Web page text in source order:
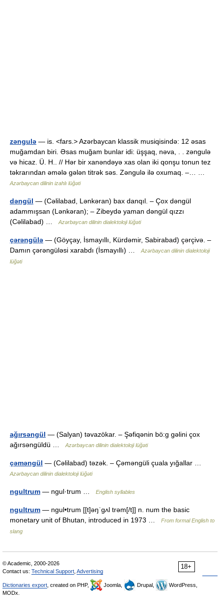
zəngulə — is. <fars.> Azərbaycan klassik musiqisində: 12 əsas
muğamdan biri. Əsas muğam bunlar idi: üşşaq, nəva, . . zəngulə
və hicaz. Ü. H.. // Hər bir xanəndəyə xas olan iki qonşu tonun tez
təkrarından əmələ gələn titrək səs. Zəngulə ilə oxumaq. –… …
Azərbaycan dilinin izahlı lüğəti
dəngül — (Cəlilabad, Lənkəran) bax danqıl. – Çox dəngül
adammışsan (Lənkəran); – Zibeydə yaman dəngül qızzı
(Cəlilabad) …
Azərbaycan dilinin dialektoloji lüğəti
çərəngülə — (Göyçay, İsmayıllı, Kürdəmir, Sabirabad) çərçivə. –
Damın çərəngüləsi xarabdı (İsmayıllı) …
Azərbaycan dilinin dialektoloji
lüğəti
ağırsəngül — (Salyan) təvazökar. – Şəfiqənin bö:g gəlini çox
ağırsəngüldü …
Azərbaycan dilinin dialektoloji lüğəti
çəməngül — (Cəlilabad) təzək. – Çəməngüli çuala yığallar …
Azərbaycan dilinin dialektoloji lüğəti
ngultrum — ngul·trum … English syllables
ngultrum — ngul•trum [[t]əŋˈgʌl trəm[/t]] n. num the basic
monetary unit of Bhutan, introduced in 1973 …
From formal English to
slang
18+
© Academic, 2000-2026
Contact us: Technical Support Advertising
Dictionaries export , created on PHP, Joomla, Drupal,
WordPress,
MODx.